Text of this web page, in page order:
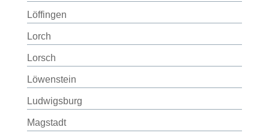
Löffingen
Lorch
Lorsch
Löwenstein
Ludwigsburg
Magstadt